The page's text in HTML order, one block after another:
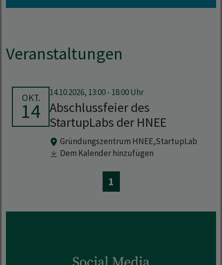
Veranstaltungen
OKT.
14 Abschlussfeier des
StartupLabs der HNEE
14.10.2026, 13:00 - 18:00 Uhr
Gründungszentrum HNEE,StartupLab
Dem Kalender hinzufügen
1